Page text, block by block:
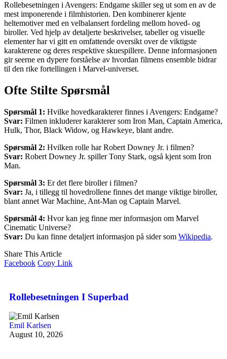
Rollebesetningen i Avengers: Endgame skiller seg ut som en av de
mest imponerende i filmhistorien. Den kombinerer kjente
heltemotiver med en velbalansert fordeling mellom hoved- og
biroller. Ved hjelp av detaljerte beskrivelser, tabeller og visuelle
elementer har vi gitt en omfattende oversikt over de viktigste
karakterene og deres respektive skuespillere. Denne informasjonen
gir seerne en dypere forståelse av hvordan filmens ensemble bidrar
til den rike fortellingen i Marvel-universet.
Ofte Stilte Spørsmål
Spørsmål 1: Hvilke hovedkarakterer finnes i Avengers: Endgame?
Svar: Filmen inkluderer karakterer som Iron Man, Captain America,
Hulk, Thor, Black Widow, og Hawkeye, blant andre.
Spørsmål 2: Hvilken rolle har Robert Downey Jr. i filmen?
Svar: Robert Downey Jr. spiller Tony Stark, også kjent som Iron
Man.
Spørsmål 3: Er det flere biroller i filmen?
Svar: Ja, i tillegg til hovedrollene finnes det mange viktige biroller,
blant annet War Machine, Ant-Man og Captain Marvel.
Spørsmål 4: Hvor kan jeg finne mer informasjon om Marvel
Cinematic Universe?
Svar: Du kan finne detaljert informasjon på sider som Wikipedia.
Share This Article
Facebook Copy Link
Rollebesetningen I Superbad
Emil Karlsen
August 10, 2026